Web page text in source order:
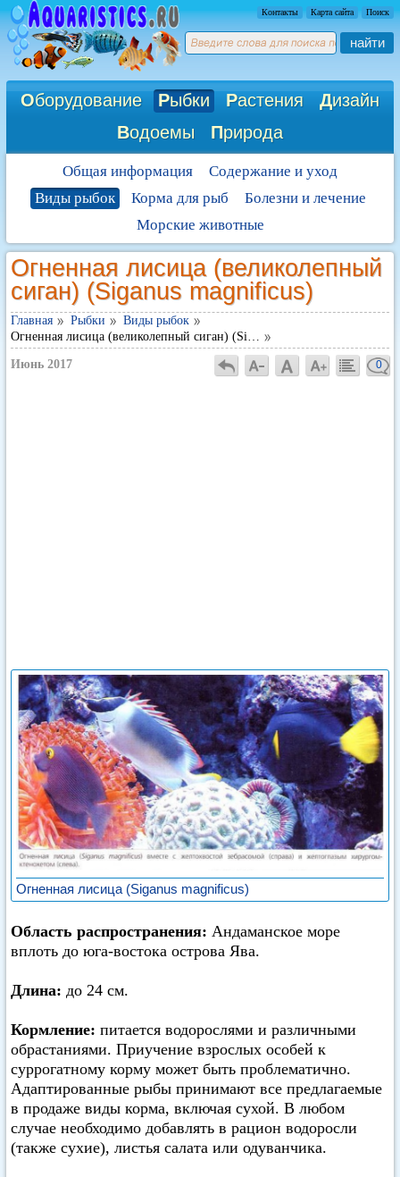
Контакты Карта сайта Поиск
найти
Оборудование Рыбки Растения Дизайн
Водоемы Природа
Общая информация
Содержание и уход
Виды рыбок
Корма для рыб
Болезни и лечение
Морские животные
Огненная лисица (великолепный
сиган) (Siganus magnificus)
Главная Рыбки
Виды рыбок
Огненная лисица (великолепный сиган) (Si…
Июнь 2017 0
Огненная лисица (Siganus magnificus)
Область распространения: Андаманское море
вплоть до юга-востока острова Ява.
Длина: до 24 см.
Кормление: питается водорослями и различными
обрастаниями. Приучение взрослых особей к
суррогатному корму может быть проблематично.
Адаптированные рыбы принимают все предлагаемые
в продаже виды корма, включая сухой. В любом
случае необходимо добавлять в рацион водоросли
(также сухие), листья салата или одуванчика.